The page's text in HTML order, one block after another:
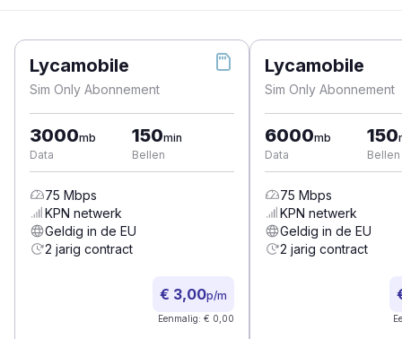
Lycamobile
Sim Only Abonnement
3000mb
Data
150min
Bellen
75 Mbps
KPN netwerk
Geldig in de EU
2 jarig contract
€ 3,00p/m
Eenmalig: € 0,00
Lycamobile
Sim Only Abonnement
6000mb
Data
150
Bellen
75 Mbps
KPN netwerk
Geldig in de EU
2 jarig contract